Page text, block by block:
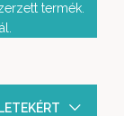
termék.